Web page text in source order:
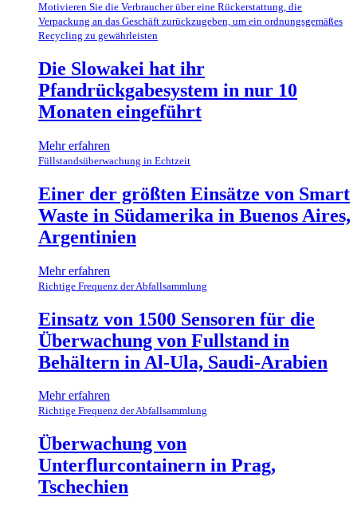
Motivieren Sie die Verbraucher über eine Rückerstattung, die
Verpackung an das Geschäft zurückzugeben, um ein ordnungsgemäßes
Recycling zu gewährleisten
Die Slowakei hat ihr
Pfandrückgabesystem in nur 10
Monaten eingeführt
Mehr erfahren
Füllstandsüberwachung in Echtzeit
Einer der größten Einsätze von Smart
Waste in Südamerika in Buenos Aires,
Argentinien
Mehr erfahren
Richtige Frequenz der Abfallsammlung
Einsatz von 1500 Sensoren für die
Überwachung von Fullstand in
Behältern in Al-Ula, Saudi-Arabien
Mehr erfahren
Richtige Frequenz der Abfallsammlung
Überwachung von
Unterflurcontainern in Prag,
Tschechien